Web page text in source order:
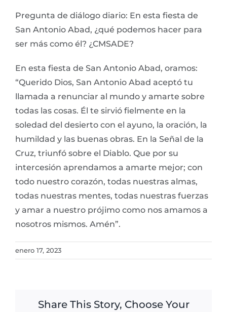
Pregunta de diálogo diario: En esta fiesta de
San Antonio Abad, ¿qué podemos hacer para
ser más como él? ¿CMSADE?
En esta fiesta de San Antonio Abad, oramos:
“Querido Dios, San Antonio Abad aceptó tu
llamada a renunciar al mundo y amarte sobre
todas las cosas. Él te sirvió fielmente en la
soledad del desierto con el ayuno, la oración, la
humildad y las buenas obras. En la Señal de la
Cruz, triunfó sobre el Diablo. Que por su
intercesión aprendamos a amarte mejor; con
todo nuestro corazón, todas nuestras almas,
todas nuestras mentes, todas nuestras fuerzas
y amar a nuestro prójimo como nos amamos a
nosotros mismos. Amén”.
enero 17, 2023
Share This Story, Choose Your